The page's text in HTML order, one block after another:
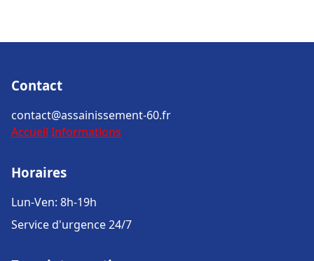
Contact
contact@assainissement-60.fr
Accueil Informations
Horaires
Lun-Ven: 8h-19h
Service d'urgence 24/7